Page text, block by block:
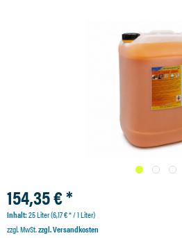
154,35 € *
Inhalt:25 Liter (6,17 € * / 1 Liter)
zzgl. MwSt.zzgl. Versandkosten